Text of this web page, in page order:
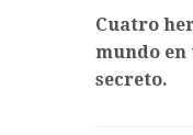
Cuatro
mundo en
secreto.